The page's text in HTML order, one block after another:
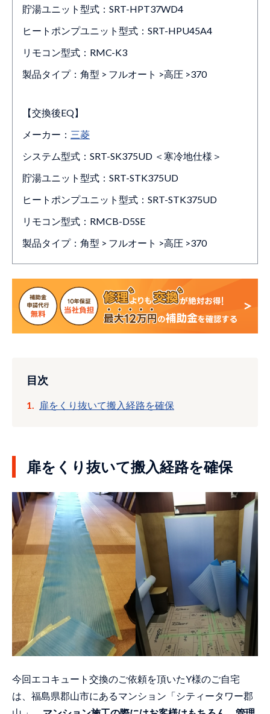
貯湯ユニット型式：SRT-HPT37WD4
ヒートポンプユニット型式：SRT-HPU45A4
リモコン型式：RMC-K3
製品タイプ：角型 > フルオート >高圧 >370
【交換後EQ】
メーカー： 三菱
システム型式：SRT-SK375UD ＜寒冷地仕様＞
貯湯ユニット型式：SRT-STK375UD
ヒートポンプユニット型式：SRT-STK375UD
リモコン型式：RMCB-D5SE
製品タイプ：角型 > フルオート >高圧 >370
目次
扉をくり抜いて搬入経路を確保
扉をくり抜いて搬入経路を確保
今回エコキュート交換のご依頼を頂いたY様のご自宅
は、福島県郡山市にあるマンション「シティータワー郡